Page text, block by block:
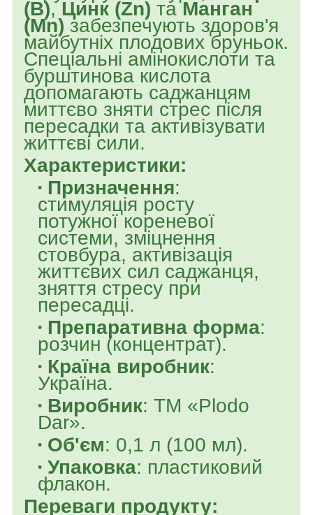
(B),Цинк (Zn) таМанган
(Mn) забезпечують здоров'я
майбутніх плодових бруньок.
Спеціальні амінокислоти та
бурштинова кислота
допомагають саджанцям
миттєво зняти стрес після
пересадки та активізувати
життєві сили.
Характеристики:
Призначення:
стимуляція росту
потужної кореневої
системи, зміцнення
стовбура, активізація
життєвих сил саджанця,
зняття стресу при
пересадці.
Препаративна форма:
розчин (концентрат).
Країна виробник:
Україна.
Виробник: ТМ «Plodo
Dar».
Об'єм: 0,1 л (100 мл).
Упаковка: пластиковий
флакон.
Переваги продукту: